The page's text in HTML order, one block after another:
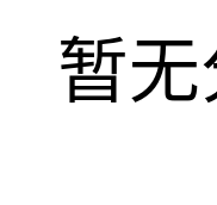
暂